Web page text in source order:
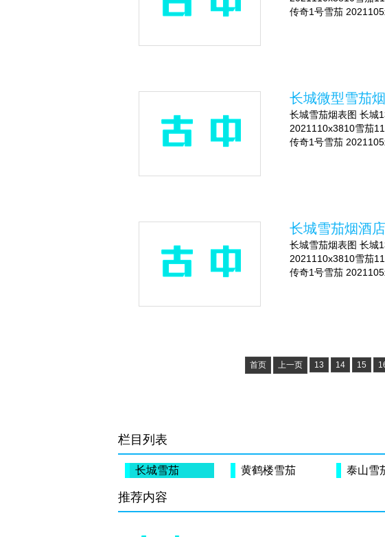
传奇1号雪茄
长城微型雪茄
长城雪茄烟表图 长城
2021110x3810雪茄
传奇1号雪茄
长城雪茄烟酒
长城雪茄烟表图 长城
2021110x3810雪茄
传奇1号雪茄
首页 上一页 13 14 15
栏目列表
长城雪茄 黄鹤楼雪茄 泰山雪
推荐内容